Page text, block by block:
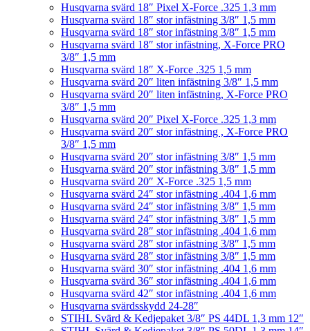
Husqvarna svärd 18″ Pixel X-Force .325 1,3 mm
Husqvarna svärd 18″ stor infästning 3/8″ 1,5 mm
Husqvarna svärd 18″ stor infästning 3/8″ 1,5 mm
Husqvarna svärd 18″ stor infästning, X-Force PRO
3/8″ 1,5 mm
Husqvarna svärd 18″ X-Force .325 1,5 mm
Husqvarna svärd 20″ liten infästning 3/8″ 1,5 mm
Husqvarna svärd 20″ liten infästning, X-Force PRO
3/8″ 1,5 mm
Husqvarna svärd 20″ Pixel X-Force .325 1,3 mm
Husqvarna svärd 20″ stor infästning , X-Force PRO
3/8″ 1,5 mm
Husqvarna svärd 20″ stor infästning 3/8″ 1,5 mm
Husqvarna svärd 20″ stor infästning 3/8″ 1,5 mm
Husqvarna svärd 20″ X-Force .325 1,5 mm
Husqvarna svärd 24″ stor infästning .404 1,6 mm
Husqvarna svärd 24″ stor infästning 3/8″ 1,5 mm
Husqvarna svärd 24″ stor infästning 3/8″ 1,5 mm
Husqvarna svärd 28″ stor infästning .404 1,6 mm
Husqvarna svärd 28″ stor infästning 3/8″ 1,5 mm
Husqvarna svärd 28″ stor infästning 3/8″ 1,5 mm
Husqvarna svärd 30″ stor infästning .404 1,6 mm
Husqvarna svärd 36″ stor infästning .404 1,6 mm
Husqvarna svärd 42″ stor infästning .404 1,6 mm
Husqvarna svärdsskydd 24-28″
STIHL Svärd & Kedjepaket 3/8″ PS 44DL 1,3 mm 12″